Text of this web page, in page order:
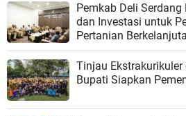
Pemkab Deli
dan Investasi untuk
Pertanian
Tinjau
Bupati Siapkan